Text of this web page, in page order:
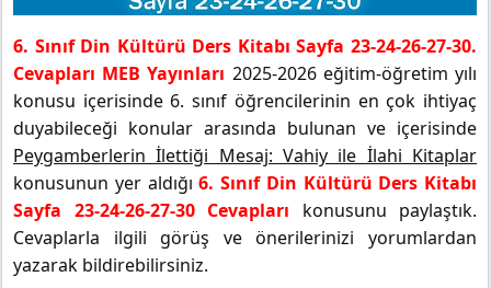
6. Sınıf Din Kültürü Ders Kitabı Sayfa 23-24-26-27-30.
Cevapları MEB Yayınları 2025-2026 eğitim-öğretim yılı
konusu içerisinde 6. sınıf öğrencilerinin en çok ihtiyaç
duyabileceği konular arasında bulunan ve içerisinde
Peygamberlerin İlettiği Mesaj: Vahiy ile İlahi Kitaplar
konusunun yer aldığı6. Sınıf Din Kültürü Ders Kitabı
Sayfa 23-24-26-27-30 Cevapları konusunu paylaştık.
Cevaplarla ilgili görüş ve önerilerinizi yorumlardan
yazarak bildirebilirsiniz.